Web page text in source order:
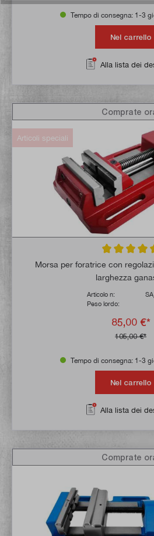
Tempo di consegna: 1-3
Nel carrello
Alla lista dei
Articoli speciali
Valutazione
Morsa per foratrice con
larghezza
Articolo n:
Peso lordo:
85,00 €*
105,00 €*
Comprate
Tempo di consegna: 1-3
Nel carrello
Alla lista dei
Comprate